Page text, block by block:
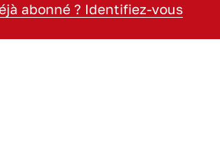
abonné ? Identifiez-vous